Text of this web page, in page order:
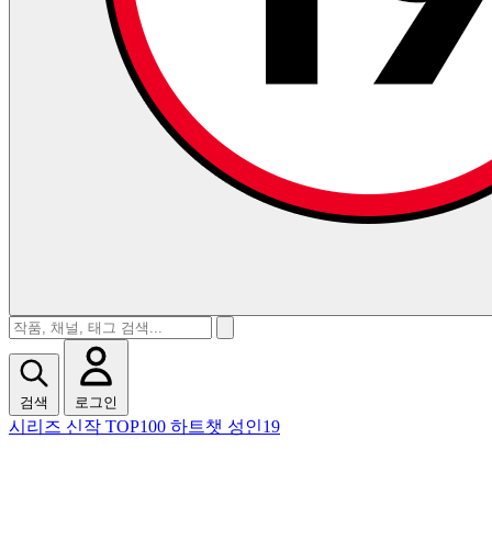
검색 로그인
시리즈 신작 TOP100 하트챗 성인19